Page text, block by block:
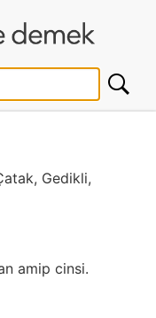
Gedikli,
amip cinsi.